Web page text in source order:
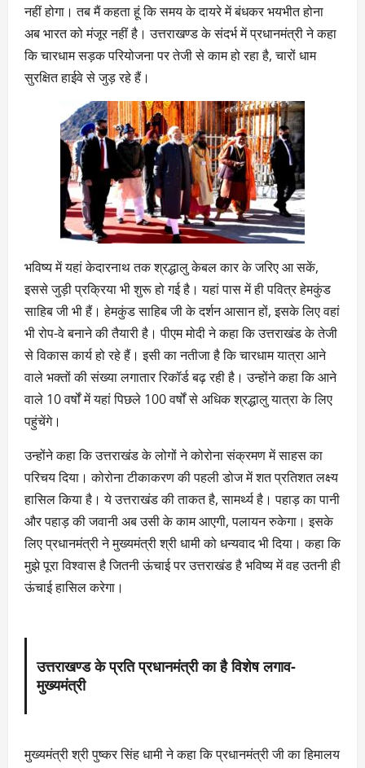
नहीं होगा। तब मैं कहता हूं कि समय के दायरे में बंधकर भयभीत होना
अब भारत को मंजूर नहीं है। उत्तराखण्ड के संदर्भ में प्रधानमंत्री ने कहा
कि चारधाम सड़क परियोजना पर तेजी से काम हो रहा है, चारों धाम
सुरक्षित हाईवे से जुड़ रहे हैं।
भविष्य में यहां केदारनाथ तक श्रद्धालु केबल कार के जरिए आ सकें,
इससे जुड़ी प्रक्रिया भी शुरू हो गई है। यहां पास में ही पवित्र हेमकुंड
साहिब जी भी हैं। हेमकुंड साहिब जी के दर्शन आसान हों, इसके लिए वहां
भी रोप-वे बनाने की तैयारी है। पीएम मोदी ने कहा कि उत्तराखंड के तेजी
से विकास कार्य हो रहे हैं। इसी का नतीजा है कि चारधाम यात्रा आने
वाले भक्तों की संख्या लगातार रिकॉर्ड बढ़ रही है। उन्होंने कहा कि आने
वाले 10 वर्षों में यहां पिछले 100 वर्षों से अधिक श्रद्धालु यात्रा के लिए
पहुंचेंगे।
उन्होंने कहा कि उत्तराखंड के लोगों ने कोरोना संक्रमण में साहस का
परिचय दिया। कोरोना टीकाकरण की पहली डोज में शत प्रतिशत लक्ष्य
हासिल किया है। ये उत्तराखंड की ताकत है, सामर्थ्य है। पहाड़ का पानी
और पहाड़ की जवानी अब उसी के काम आएगी, पलायन रुकेगा। इसके
लिए प्रधानमंत्री ने मुख्यमंत्री श्री धामी को धन्यवाद भी दिया। कहा कि
मुझे पूरा विश्वास है जितनी ऊंचाई पर उत्तराखंड है भविष्य में वह उतनी ही
ऊंचाई हासिल करेगा।
उत्तराखण्ड के प्रति प्रधानमंत्री का है विशेष लगाव-
मुख्यमंत्री
मुख्यमंत्री श्री पुष्कर सिंह धामी ने कहा कि प्रधानमंत्री जी का हिमालय